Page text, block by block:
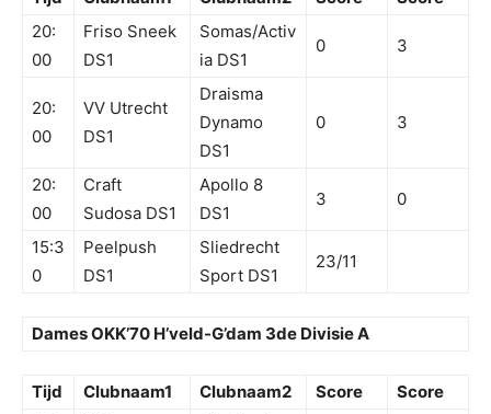
20:
00
Friso Sneek
DS1
Somas/Activ
ia DS1
0 3
20:
00
VV Utrecht
DS1
Draisma
Dynamo
DS1
0 3
20:
00
Craft
Sudosa DS1
Apollo 8
DS1
3 0
15:3
0
Peelpush
DS1
Sliedrecht
Sport DS1
23/11
Dames OKK’70 H’veld-G’dam 3de Divisie A
Tijd Clubnaam1 Clubnaam2 Score
Score